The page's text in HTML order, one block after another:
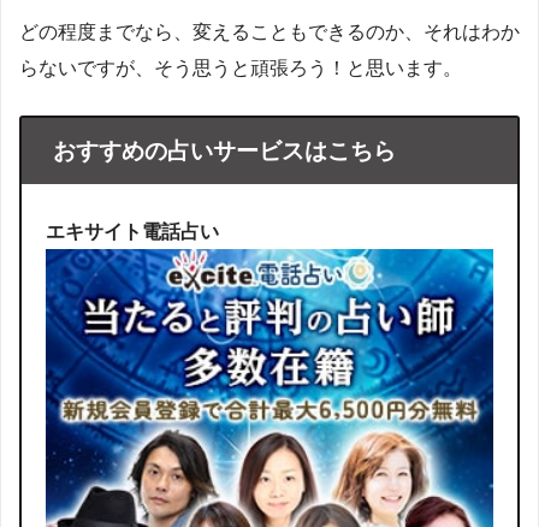
どの程度までなら、変えることもできるのか、それはわか
らないですが、そう思うと頑張ろう！と思います。
おすすめの占いサービスはこちら
エキサイト電話占い